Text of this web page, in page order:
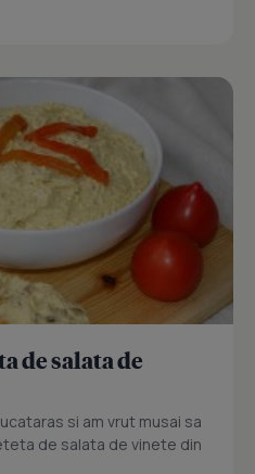
de salata de
si am vrut musai sa
de salata de vinete din